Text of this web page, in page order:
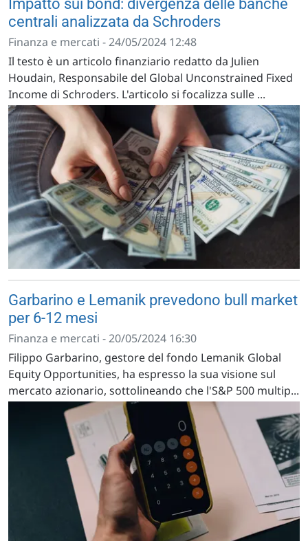
Impatto sui bond: divergenza delle banche
centrali analizzata da Schroders
Finanza e mercati - 24/05/2024 12:48
Il testo è un articolo finanziario redatto da Julien
Houdain, Responsabile del Global Unconstrained Fixed
Income di Schroders. L'articolo si focalizza sulle ...
Garbarino e Lemanik prevedono bull market
per 6-12 mesi
Finanza e mercati - 20/05/2024 16:30
Filippo Garbarino, gestore del fondo Lemanik Global
Equity Opportunities, ha espresso la sua visione sul
mercato azionario, sottolineando che l'S&P 500 multip...